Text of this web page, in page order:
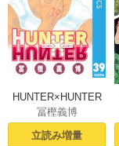
HUNTER×HUNTER
モノクロ版 39
冨樫義博
立読み増量